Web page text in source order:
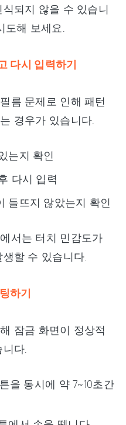
되지 않을 수 있습니
해 보세요.
다시 입력하기
름 문제로 인해 패턴
경우가 있습니다.
는지 확인
다시 입력
들뜨지 않았는지 확인
서는 터치 민감도가
할 수 있습니다.
하기
잠금 화면이 정상적
다.
을 동시에 약 7~10초간